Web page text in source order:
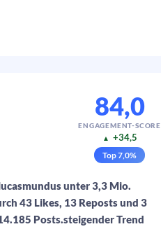
84,0
ENGAGEMENT-SCORE
▲ +34,5
Top7,0%
unter 3,3 Mio.
43 Likes, 13 Reposts und 3
Posts.steigender Trend